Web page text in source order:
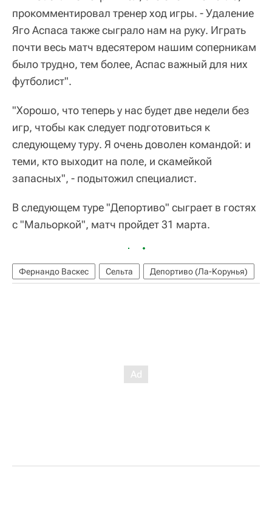
прокомментировал тренер ход игры. - Удаление
Яго Аспаса также сыграло нам на руку. Играть
почти весь матч вдесятером нашим соперникам
было трудно, тем более, Аспас важный для них
футболист".
"Хорошо, что теперь у нас будет две недели без
игр, чтобы как следует подготовиться к
следующему туру. Я очень доволен командой: и
теми, кто выходит на поле, и скамейкой
запасных", - подытожил специалист.
В следующем туре "Депортиво" сыграет в гостях
с "Мальоркой", матч пройдет 31 марта.
Фернандо Васкес Сельта Депортиво (Ла-Корунья)